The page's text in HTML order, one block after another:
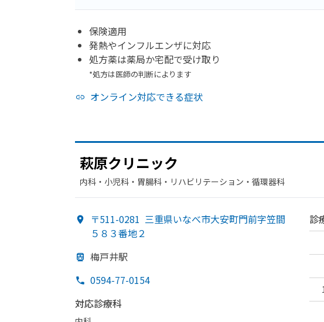
保険適用
発熱やインフルエンザに対応
処方薬は薬局か宅配で受け取り
*処方は医師の判断によります
オンライン対応できる症状
萩原クリニック
内科・​小児科・​胃腸科・​リハビリテーション・​循環器科
〒511-0281 三重県いなべ市大安町門前字笠間
５８３番地２
梅戸井駅
0594-77-0154
対応診療科
診